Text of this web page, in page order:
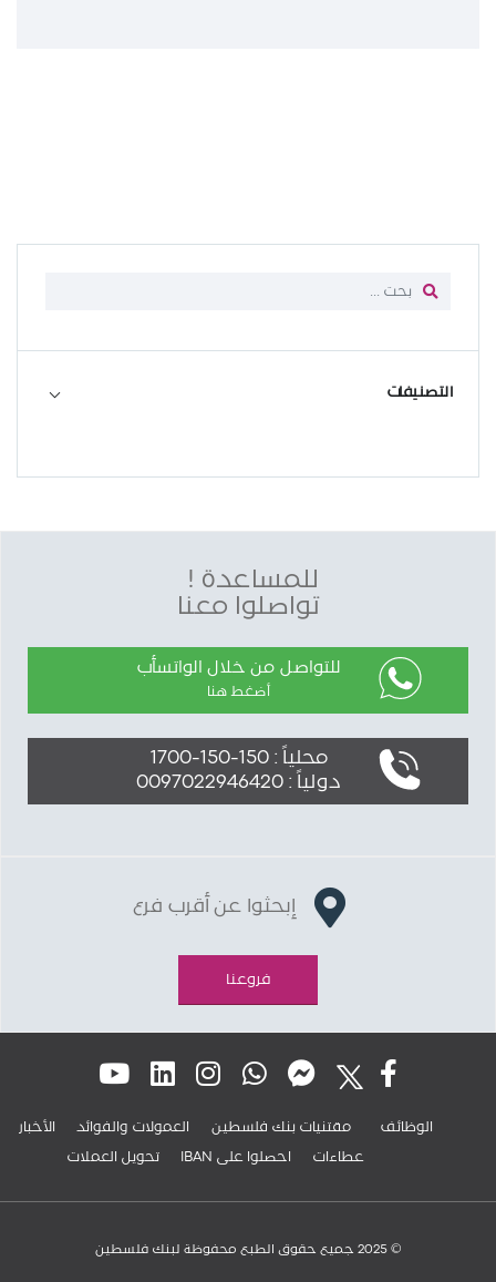
التصنيفات
للمساعدة !
تواصلوا معنا
للتواصل من خلال الواتسأب
أضغط هنا
محلياً : 150-150-1700
دولياً : 0097022946420
إبحثوا عن أقرب فرع
فروعنا
الوظائف مقتنيات بنك فلسطين العمولات والفوائد الأخبار
عطاءات IBAN احصلوا على تحويل العملات
© 2025 جميع حقوق الطبع محفوظة لبنك فلسطين